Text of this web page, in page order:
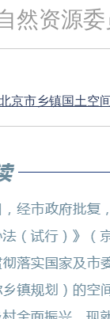
然资源
京市乡镇国土空